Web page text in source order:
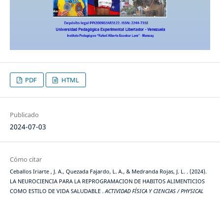
PDF HTML
Publicado
2024-07-03
Cómo citar
Ceballos Iriarte , J. A., Quezada Fajardo, L. A., & Medranda Rojas, J. L. . (2024).
LA NEUROCIENCIA PARA LA REPROGRAMACION DE HABITOS ALIMENTICIOS
COMO ESTILO DE VIDA SALUDABLE .ACTIVIDAD FÍSICA Y CIENCIAS / PHYSICAL